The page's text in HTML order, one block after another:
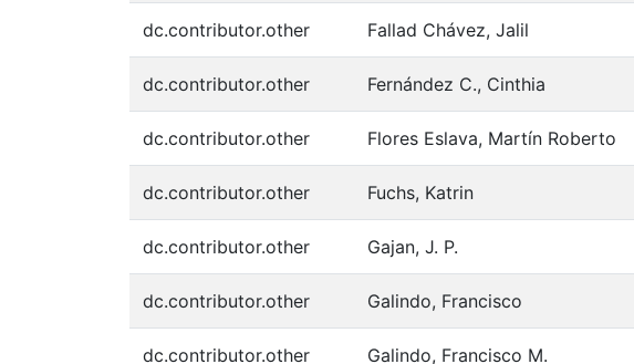
dc.contributor.other Fallad Chávez, Jalil
dc.contributor.other Fernández C., Cinthia
dc.contributor.other Flores Eslava, Martín Roberto
dc.contributor.other Fuchs, Katrin
dc.contributor.other Gajan, J. P.
dc.contributor.other Galindo, Francisco
dc.contributor.other Galindo, Francisco M.